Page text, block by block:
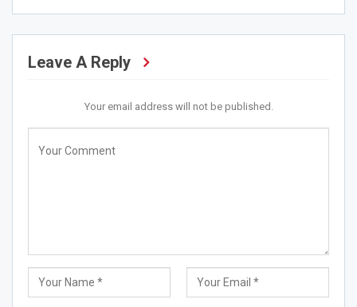
Leave A Reply
Your email address will not be published.